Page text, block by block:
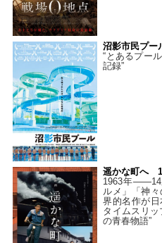
沼影市民プ
“とあるプー
記録”
遥かな町へ
1963年――14
ルメ」「神
界的名作が
タイムスリ
の青春物語”